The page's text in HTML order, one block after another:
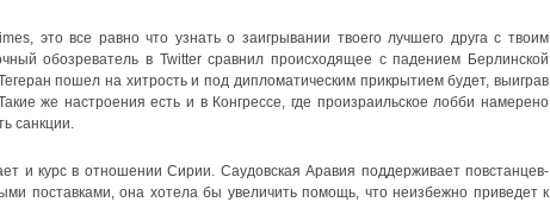
это все равно что узнать о заигрывании твоего лучшего друга с твоим
обозреватель в Twitter сравнил происходящее с падением Берлинской
пошел на хитрость и под дипломатическим прикрытием будет, выиграв
же настроения есть и в Конгрессе, где произраильское лобби намерено
санкции.
и курс в отношении Сирии. Саудовская Аравия поддерживает повстанцев-
поставками, она хотела бы увеличить помощь, что неизбежно приведет к